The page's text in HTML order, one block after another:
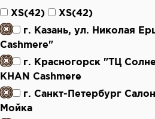
XS(42)
XS(42)
г. Казань, ул. Николая
Cashmere"
г. Красногорск "ТЦ
KHAN Cashmere
г. Санкт-Петербург
Мойка